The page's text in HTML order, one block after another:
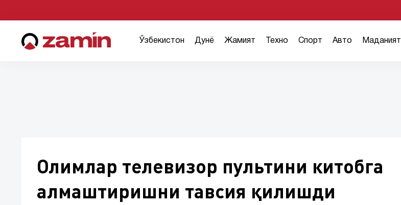
Ўзбекистон Дунё Жамият Техно Спорт Авто Маданият
Олимлар телевизор пультини китобга
алмаштиришни тавсия қилишди